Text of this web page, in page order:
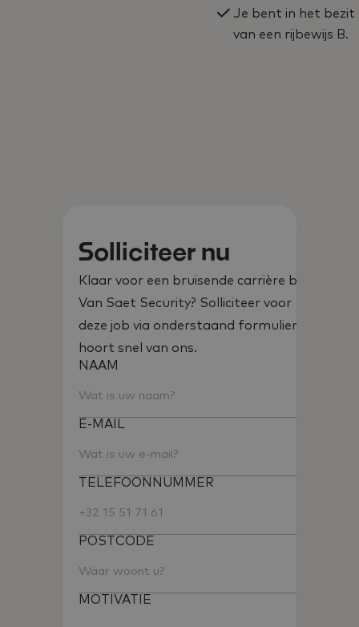
Je bent in het bezit
van een rijbewijs B.
Solliciteer nu
Klaar voor een bruisende carrière bij
Van Saet Security? Solliciteer voor
deze job via onderstaand formulier. Je
hoort snel van ons.
NAAM
E-MAIL
TELEFOONNUMMER
POSTCODE
MOTIVATIE